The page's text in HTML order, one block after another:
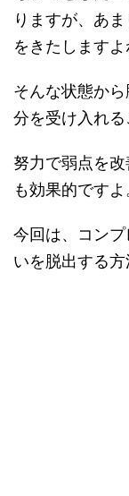
りますが、あ
をきたしますよ
そんな状態か
分を受け入れる
努力で弱点を
も効果的ですよ
今回は、コン
いを脱出する方